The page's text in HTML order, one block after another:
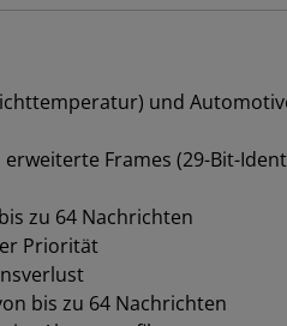
und
Frames (29-Bit-
zu 64 Nachrichten
Priorität
bis zu 64 Nachrichten